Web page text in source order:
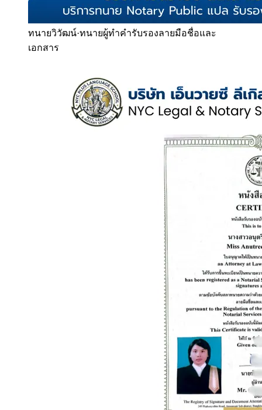
ทนายวิวัฒน์·ทนายผู้ทำคำรับรองลายมือชื่อและ
เอกสาร